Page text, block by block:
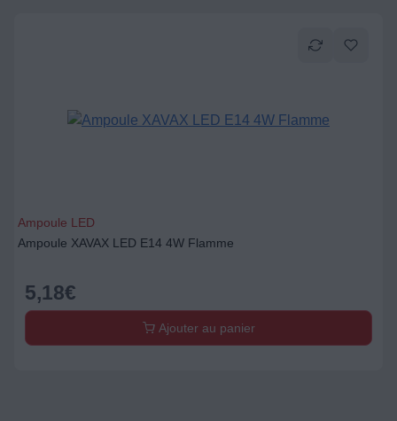
Ampoule LED
Ampoule XAVAX LED E14 4W Flamme
5,18€
Ajouter au panier